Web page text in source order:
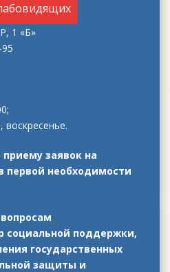
1 «Б»
заявок на
первой необходимости
социальной поддержки,
государственных
защиты и